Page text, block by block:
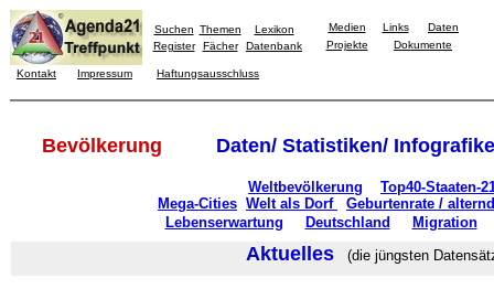
Suchen Themen
Lexikon
Register
Fächer Datenbank
Medien Links
Daten
Projekte
Dokumente
Kontakt Impressum Haftungsausschluss
Bevölkerung Daten/ Statistiken/
Weltbevölkerung
Top40-Staaten-
Mega-Cities Welt als Dorf
Geburtenrate /
Lebenserwartung
Deutschland Migration
Aktuelles (die jüngsten